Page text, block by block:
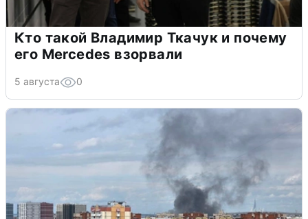
Кто такой Владимир Ткачук и почему
его Mercedes взорвали
5 августа 0